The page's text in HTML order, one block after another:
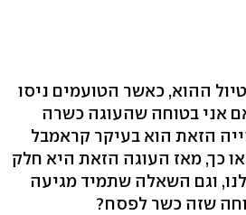
ההוא, כאשר הטועמים ניסו
אני בטוחה שהעוגה כשרה
הזאת הוא בעיקר קראמבל
כך, מאז העוגה הזאת היא חלק
וגם השאלה שתמיד מגיעה
שזה כשר לפסח?